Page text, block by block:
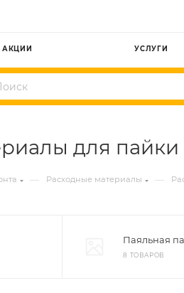
АКЦИИ УСЛУГИ
для пайки
— Расходные материалы —
Паяльная
8 ТОВАРОВ